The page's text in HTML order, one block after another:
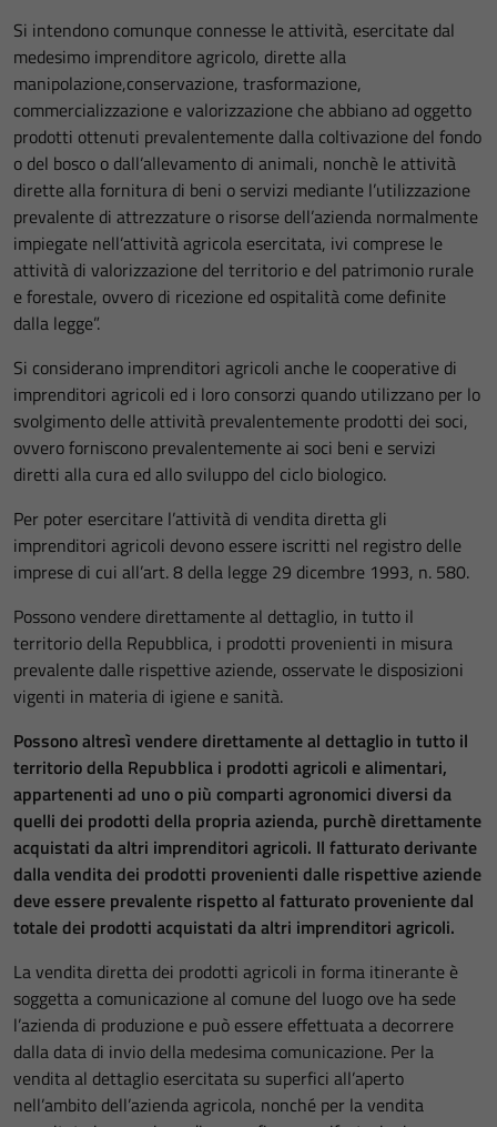
Si intendono comunque connesse le attività, esercitate dal
medesimo imprenditore agricolo, dirette alla
manipolazione,conservazione, trasformazione,
commercializzazione e valorizzazione che abbiano ad oggetto
prodotti ottenuti prevalentemente dalla coltivazione del fondo
o del bosco o dall’allevamento di animali, nonchè le attività
dirette alla fornitura di beni o servizi mediante l’utilizzazione
prevalente di attrezzature o risorse dell’azienda normalmente
impiegate nell’attività agricola esercitata, ivi comprese le
attività di valorizzazione del territorio e del patrimonio rurale
e forestale, ovvero di ricezione ed ospitalità come definite
dalla legge”.
Si considerano imprenditori agricoli anche le cooperative di
imprenditori agricoli ed i loro consorzi quando utilizzano per lo
svolgimento delle attività prevalentemente prodotti dei soci,
ovvero forniscono prevalentemente ai soci beni e servizi
diretti alla cura ed allo sviluppo del ciclo biologico.
Per poter esercitare l’attività di vendita diretta gli
imprenditori agricoli devono essere iscritti nel registro delle
imprese di cui all’art. 8 della legge 29 dicembre 1993, n. 580.
Possono vendere direttamente al dettaglio, in tutto il
territorio della Repubblica, i prodotti provenienti in misura
prevalente dalle rispettive aziende, osservate le disposizioni
vigenti in materia di igiene e sanità.
Possono altresì vendere direttamente al dettaglio in tutto il
territorio della Repubblica i prodotti agricoli e alimentari,
appartenenti ad uno o più comparti agronomici diversi da
quelli dei prodotti della propria azienda, purchè direttamente
acquistati da altri imprenditori agricoli. Il fatturato derivante
dalla vendita dei prodotti provenienti dalle rispettive aziende
deve essere prevalente rispetto al fatturato proveniente dal
totale dei prodotti acquistati da altri imprenditori agricoli.
La vendita diretta dei prodotti agricoli in forma itinerante è
soggetta a comunicazione al comune del luogo ove ha sede
l’azienda di produzione e può essere effettuata a decorrere
dalla data di invio della medesima comunicazione. Per la
vendita al dettaglio esercitata su superfici all’aperto
nell’ambito dell’azienda agricola, nonché per la vendita